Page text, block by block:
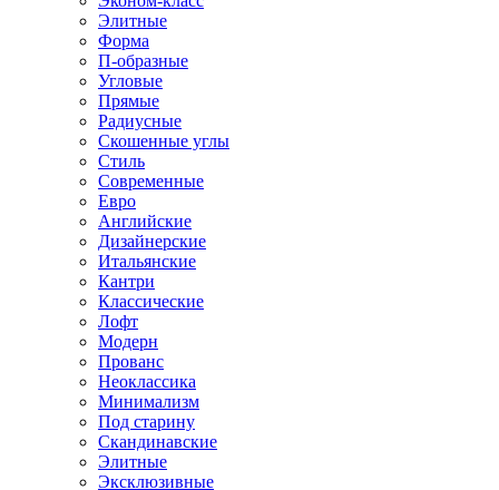
Элитные
Форма
П-образные
Угловые
Прямые
Радиусные
Скошенные углы
Стиль
Современные
Евро
Английские
Дизайнерские
Итальянские
Кантри
Классические
Лофт
Модерн
Прованс
Неоклассика
Минимализм
Под старину
Скандинавские
Элитные
Эксклюзивные